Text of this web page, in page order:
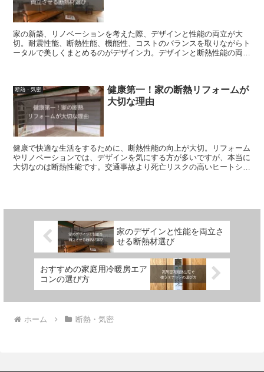
家の新築、リノベーションを考えた際、デザインと性能の両立が大
切。耐震性能、断熱性能、機能性、コストのバランスを取りながらト
ータルで美しくまとめるのがデザイン力。デザインと断熱性能の両立
断熱・気密
健康第一！家の断熱リフォームが
大切な理由
健康で快適な生活をするために、断熱性能の向上が大切。リフォーム
やリノベーションでは、デザインを気にする方が多いですが、本当に
大切なのは断熱性能です。交通事故より死亡リスクの高いヒートショ
家のデザインと性能を両立さ
せる断熱材選び
おすすめの家庭用冷暖房エア
コンの選び方
ホーム 断熱・気密